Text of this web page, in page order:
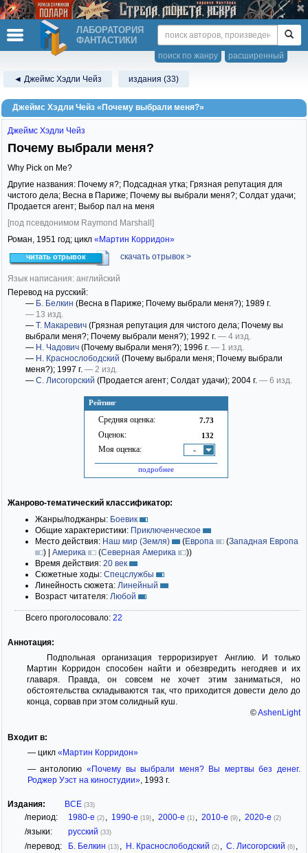
ЛАБОРАТОРИЯ
ФАНТАСТИКИ
расширенный
поиск по жанру
◄ Джеймс Хэдли Чейз издания (33)
Джеймс Хэдли Чейз «Почему выбрали меня?»
Рейтинг
Средняя оценка: 7.73
Оценок: 132
Моя оценка: -
подробнее
Джеймс Хэдли Чейз
Почему выбрали меня?
Why Pick on Me?
Другие названия: Почему я?; Подсадная утка; Грязная репутация для
чистого дела; Весна в Париже; Почему вы выбрали меня?; Солдат удачи;
Продается агент; Выбор пал на меня
[под псевдонимом Raymond Marshall]
Роман, 1951 год; цикл «Мартин Корридон»
читать отрывок скачать отрывок >
Язык написания: английский
Перевод на русский:
— Б. Белкин (Весна в Париже; Почему выбрали меня?); 1989 г.
— 13 изд.
— Т. Макаревич (Грязная репутация для чистого дела; Почему вы
выбрали меня?; Почему выбрали меня?); 1992 г. — 4 изд.
— Н. Чадович (Почему выбрали меня?); 1996 г. — 1 изд.
— Н. Краснослободский (Почему выбрали меня; Почему выбрали
меня?); 1997 г. — 2 изд.
— С. Лисогорский (Продается агент; Солдат удачи); 2004 г. — 6 изд.
Жанрово-тематический классификатор:
Жанры/поджанры: Боевик
Общие характеристики: Приключенческое
Место действия: Наш мир (Земля) (Европа (Западная Европа
) | Америка (Северная Америка ))
Время действия: 20 век
Сюжетные ходы: Спецслужбы
Линейность сюжета: Линейный
Возраст читателя: Любой
Всего проголосовало: 22
Аннотация:
Подпольная организация терроризирует Англию. И только
Мартин Корридон способен найти и обезвредить негодяев и их
главаря. Правда, он совсем не хочет этим заниматься, но
обстоятельства складываются так, что приходится довести дело до
конца, сорвав при этом солидный куш.
©AshenLight
Входит в:
— цикл «Мартин Корридон»
— антологию «Почему вы выбрали меня? Вы мертвы без денег.
Роджер Уэст на киностудии», 1993 г.
Издания: ВСЕ (33)
/период: 1980-е (2) 1990-е (19) 2000-е (1) 2010-е (9) 2020-е (2)
/языки: русский (33)
/перевод: Б. Белкин (13) Н. Краснослободский (2) С. Лисогорский (6)